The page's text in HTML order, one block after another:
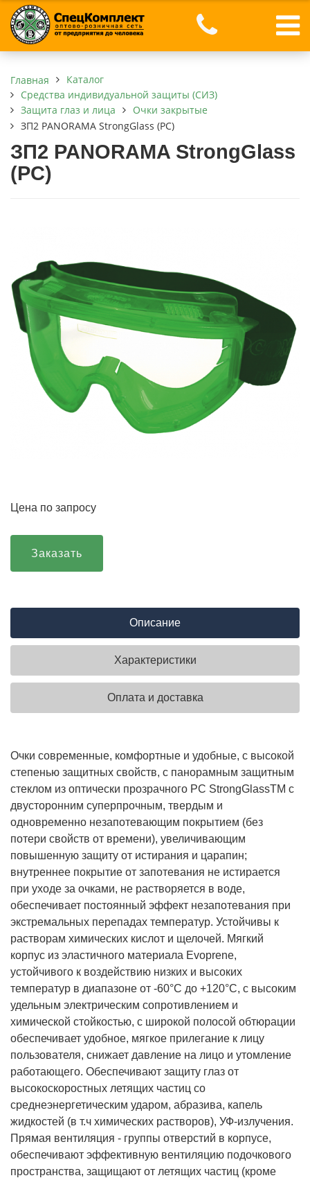
Главная
Каталог
Средства индивидуальной защиты (СИЗ)
Защита глаз и лица
Очки закрытые
ЗП2 PANORAMA StrongGlass (PC)
ЗП2 PANORAMA StrongGlass
(PC)
Цена по запросу
Заказать
Описание
Характеристики
Оплата и доставка
Очки современные, комфортные и удобные, с высокой
степенью защитных свойств, с панорамным защитным
стеклом из оптически прозрачного РС StrongGlassTM с
двусторонним суперпрочным, твердым и
одновременно незапотевающим покрытием (без
потери свойств от времени), увеличивающим
повышенную защиту от истирания и царапин;
внутреннее покрытие от запотевания не истирается
при уходе за очками, не растворяется в воде,
обеспечивает постоянный эффект незапотевания при
экстремальных перепадах температур. Устойчивы к
растворам химических кислот и щелочей. Мягкий
корпус из эластичного материала Evoprene,
устойчивого к воздействию низких и высоких
температур в диапазоне от -60°С до +120°С, с высоким
удельным электрическим сопротивлением и
химической стойкостью, с широкой полосой обтюрации
обеспечивает удобное, мягкое прилегание к лицу
пользователя, снижает давление на лицо и утомление
работающего. Обеспечивают защиту глаз от
высокоскоростных летящих частиц со
среднеэнергетическим ударом, абразива, капель
жидкостей (в т.ч химических растворов), УФ-излучения.
Прямая вентиляция - группы отверстий в корпусе,
обеспечивают эффективную вентиляцию подочкового
пространства, защищают от летящих частиц (кроме